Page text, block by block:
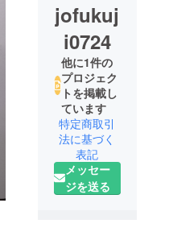
jofukuj
i0724
他に1件の
プロジェク
トを掲載し
ています
特定商取引
法に基づく
表記
メッセー
ジを送る